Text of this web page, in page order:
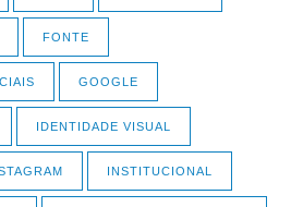
FONTE
GOOGLE
IDENTIDADE VISUAL
INSTITUCIONAL